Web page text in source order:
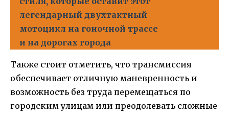
легендарный двухтактный
мотоцикл на гоночной трассе
и на дорогах города
Также стоит отметить, что трансмиссия
обеспечивает отличную маневренность и
возможность без труда перемещаться по
городским улицам или преодолевать сложные